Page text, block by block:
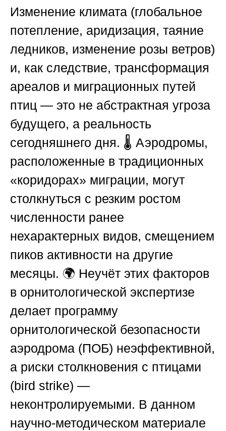
Изменение климата (глобальное
потепление, аридизация, таяние
ледников, изменение розы ветров)
и, как следствие, трансформация
ареалов и миграционных путей
птиц — это не абстрактная угроза
будущего, а реальность
сегодняшнего дня. 🌡️ Аэродромы,
расположенные в традиционных
«коридорах» миграции, могут
столкнуться с резким ростом
численности ранее
нехарактерных видов, смещением
пиков активности на другие
месяцы. 🌍 Неучёт этих факторов
в орнитологической экспертизе
делает программу
орнитологической безопасности
аэродрома (ПОБ) неэффективной,
а риски столкновения с птицами
(bird strike) —
неконтролируемыми. В данном
научно-методическом материале